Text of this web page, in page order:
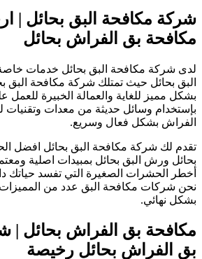
مكافحة البق بحائل |
بق الفراش بحائل
شركة مكافحة البق بحائل خدمات خاصة
بحائل حيث تمتلك شركة مكافحة البق
مميز للغاية والعمالة الخبيرة للعمل
وسائل حديثة من معدات وتقنيات
بشكل فعال وسريع.
لك شركة مكافحة البق بحائل افضل
ورش البق بحائل بمبيدات اصلية
الحشرات الصغيرة التي تفسد حياتك
شركات مكافحة البق عدد من المميزات
نهائي.
بق الفراش بحائل |
الفراش بحائل رخيصة